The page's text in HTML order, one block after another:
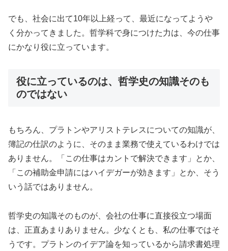
でも、社会に出て10年以上経って、最近になってようや
く分かってきました。哲学科で身につけた力は、今の仕事
にかなり役に立っています。
役に立っているのは、哲学史の知識そのも
のではない
もちろん、プラトンやアリストテレスについての知識が、
簿記の仕訳のように、そのまま業務で使えているわけでは
ありません。「この仕事はカントで解決できます」とか、
「この補助金申請にはハイデガーが効きます」とか、そう
いう話ではありません。
哲学史の知識そのものが、会社の仕事に直接役立つ場面
は、正直あまりありません。少なくとも、私の仕事ではそ
うです。プラトンのイデア論を知っているから請求書処理